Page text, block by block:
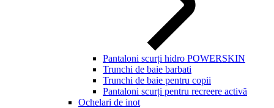
Pantaloni scurți hidro POWERSKIN
Trunchi de baie barbati
Trunchi de baie pentru copii
Pantaloni scurți pentru recreere activă
Ochelari de inot